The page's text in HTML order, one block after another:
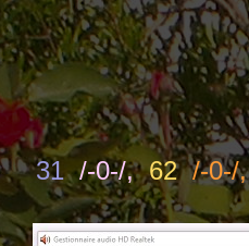
31 /-0-/, 62 /-0-/,